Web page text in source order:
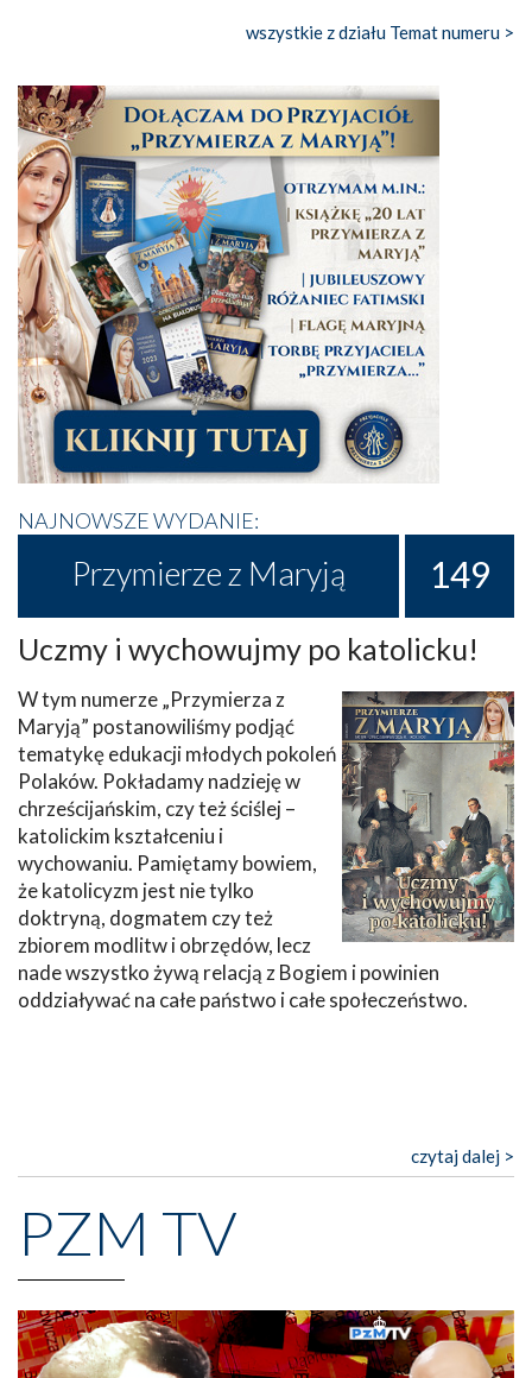
wszystkie z działu Temat numeru >
NAJNOWSZE WYDANIE:
Przymierze z Maryją 149
Uczmy i wychowujmy po katolicku!
W tym numerze „Przymierza z
Maryją” postanowiliśmy podjąć
tematykę edukacji młodych pokoleń
Polaków. Pokładamy nadzieję w
chrześcijańskim, czy też ściślej –
katolickim kształceniu i
wychowaniu. Pamiętamy bowiem,
że katolicyzm jest nie tylko
doktryną, dogmatem czy też
zbiorem modlitw i obrzędów, lecz
nade wszystko żywą relacją z Bogiem i powinien
oddziaływać na całe państwo i całe społeczeństwo.
czytaj dalej >
PZM TV